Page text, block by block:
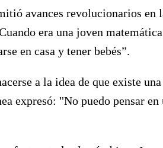
avances revolucionarios
era una joven
en casa y tener bebés”.
a la idea de que existe
expresó: "No puedo pensar